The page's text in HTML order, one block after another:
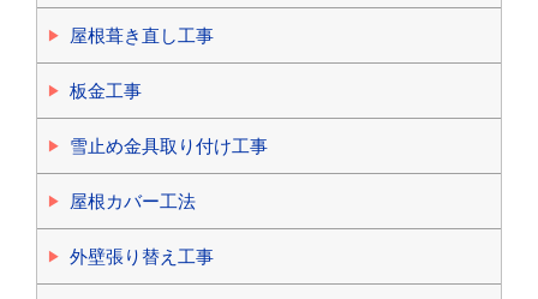
屋根葺き直し工事
板金工事
雪止め金具取り付け工事
屋根カバー工法
外壁張り替え工事